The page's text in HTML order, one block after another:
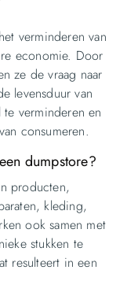
verminderen van
economie. Door
ze de vraag naar
levensduur van
verminderen en
consumeren.
dumpstore?
producten,
kleding,
ook samen met
stukken te
resulteert in een